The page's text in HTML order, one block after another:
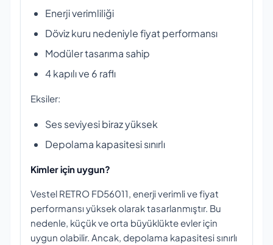
Enerji verimliliği
Döviz kuru nedeniyle fiyat performansı
Modüler tasarıma sahip
4 kapılı ve 6 raflı
Eksiler:
Ses seviyesi biraz yüksek
Depolama kapasitesi sınırlı
Kimler için uygun?
Vestel RETRO FD56011, enerji verimli ve fiyat
performansı yüksek olarak tasarlanmıştır. Bu
nedenle, küçük ve orta büyüklükte evler için
uygun olabilir. Ancak, depolama kapasitesi sınırlı